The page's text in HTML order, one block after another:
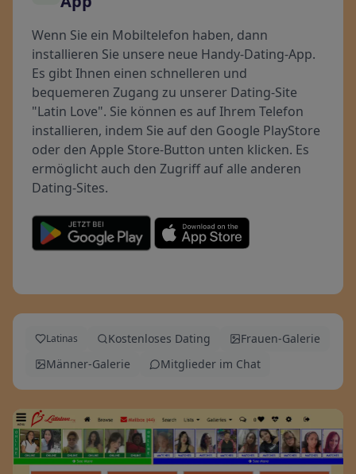
Wenn Sie ein Mobiltelefon haben, dann
installieren Sie unsere neue Handy-Dating-App.
Es gibt Ihnen einen schnelleren und
bequemeren Zugang zu unserer Dating-Site
"Latin Love". Sie können es auf Ihrem Telefon
installieren, indem Sie auf den Google PlayStore
oder den Apple Store-Button unten klicken. Es
ermöglicht auch den Zugriff auf alle anderen
Dating-Sites.
Latinas Kostenloses Dating
Frauen-Galerie
Männer-Galerie
Mitglieder im Chat